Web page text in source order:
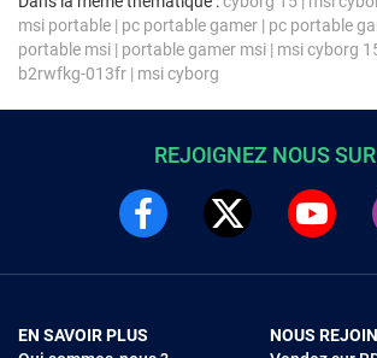
msi portable | pc portable gamer | pc portable
portable msi | portable gamer msi | msi cyborg
b2rwfkg-013fr | msi cyborg
REJOIGNEZ NOUS
EN SAVOIR PLUS
NOUS